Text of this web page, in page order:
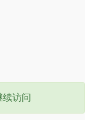
续访问